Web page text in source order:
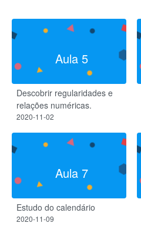
Aula 5
Descobrir regularidades e
relações numéricas.
2020-11-02
Aula 7
Estudo do calendário
2020-11-09